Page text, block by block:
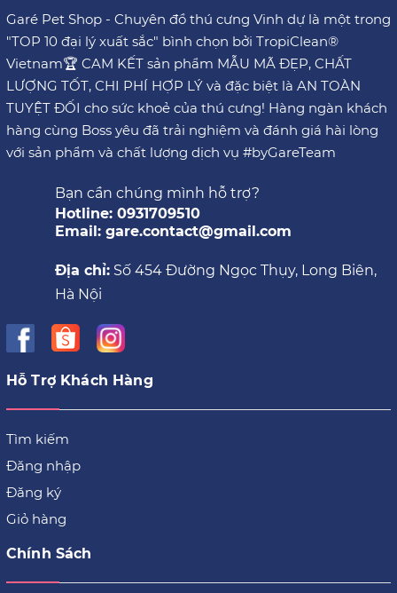
Garé Pet Shop - Chuyên đồ thú cưng Vinh dự là một trong
"TOP 10 đại lý xuất sắc" bình chọn bởi TropiClean®
Vietnam🏆 CAM KẾT sản phẩm MẪU MÃ ĐẸP, CHẤT
LƯỢNG TỐT, CHI PHÍ HỢP LÝ và đặc biệt là AN TOÀN
TUYỆT ĐỐI cho sức khoẻ của thú cưng! Hàng ngàn khách
hàng cùng Boss yêu đã trải nghiệm và đánh giá hài lòng
với sản phẩm và chất lượng dịch vụ #byGareTeam
Bạn cần chúng mình hỗ trợ?
Hotline: 0931709510
Email: gare.contact@gmail.com
Địa chỉ: Số 454 Đường Ngọc Thụy, Long Biên,
Hà Nội
Hỗ Trợ Khách Hàng
Tìm kiếm
Đăng nhập
Đăng ký
Giỏ hàng
Chính Sách